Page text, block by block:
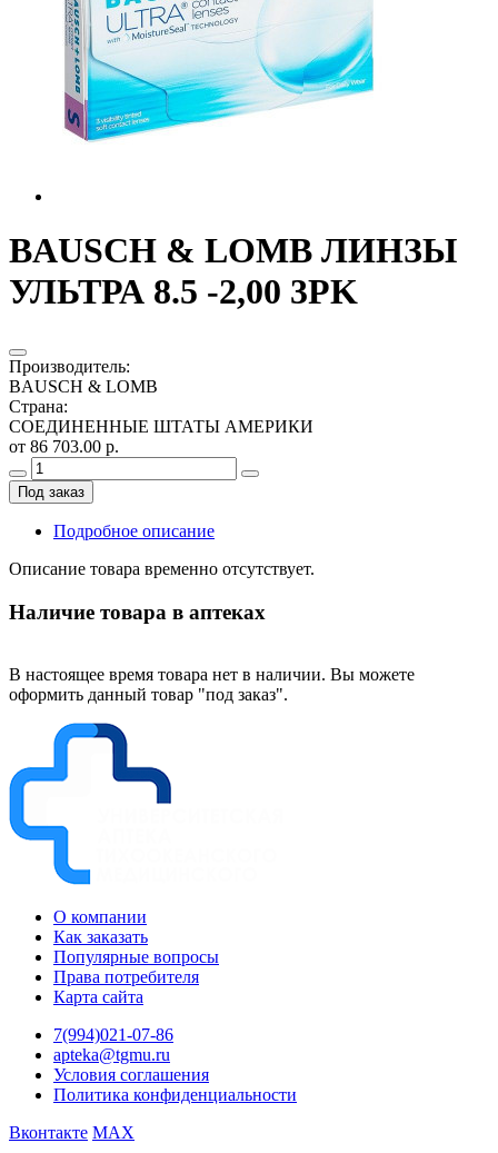
BAUSCH & LOMB ЛИНЗЫ
УЛЬТРА 8.5 -2,00 3PK
Производитель:
BAUSCH & LOMB
Страна:
СОЕДИНЕННЫЕ ШТАТЫ АМЕРИКИ
от 86 703.00 р.
Под заказ
Подробное описание
Описание товара временно отсутствует.
Наличие товара в аптеках
В настоящее время товара нет в наличии. Вы можете
оформить данный товар "под заказ".
О компании
Как заказать
Популярные вопросы
Права потребителя
Карта сайта
7(994)021-07-86
apteka@tgmu.ru
Условия соглашения
Политика конфиденциальности
Вконтакте MAX